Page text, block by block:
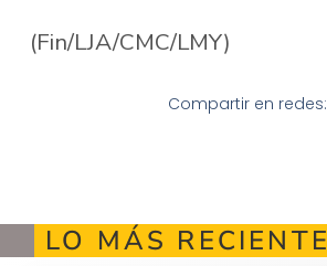
(Fin/LJA/CMC/LMY)
Compartir en redes:
LO MÁS RECIENTE